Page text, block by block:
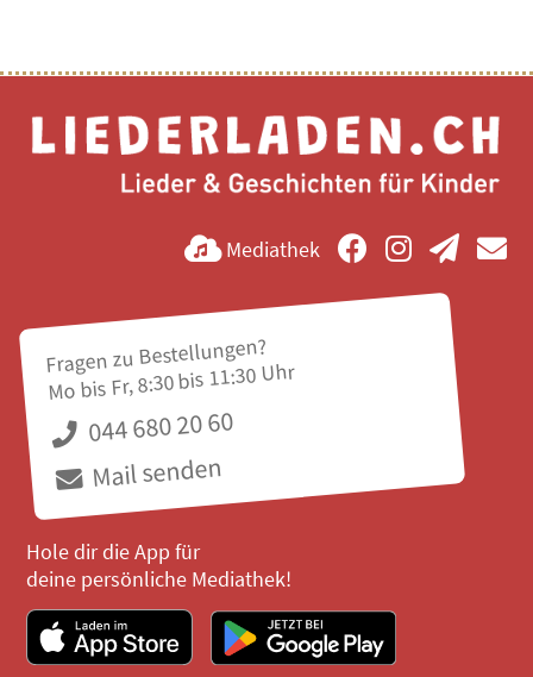
Mediathek
Fragen zu Bestellungen?
Mo bis Fr, 8:30 bis 11:30 Uhr
044 680 20 60
Mail senden
Hole dir die App für
deine persönliche Mediathek!